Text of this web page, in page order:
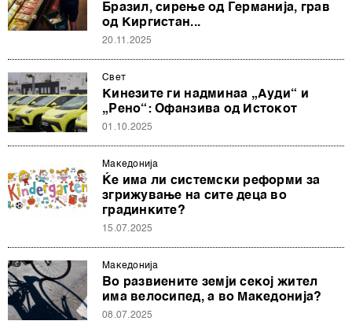
Бразил, сирење од Германија, грав
од Киргистан...
20.11.2025
Свет
Кинезите ги надминаа „Ауди“ и
„Рено“: Офанзива од Истокот
01.10.2025
Македонија
Ќе има ли системски реформи за
згрижување на сите деца во
градинките?
15.07.2025
Македонија
Во развиените земји секој жител
има велосипед, а во Македонија?
08.07.2025